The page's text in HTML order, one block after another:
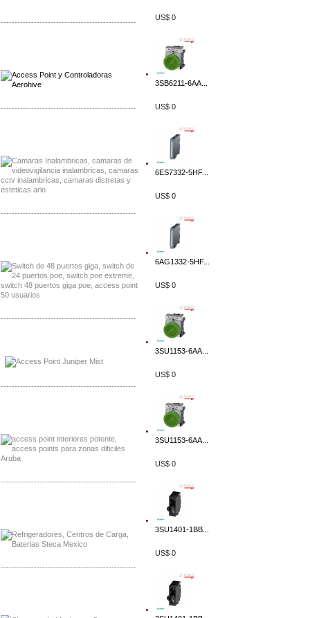
-------------------------------------------------
-------------------------------------------------
-------------------------------------------------
-------------------------------------------------
-------------------------------------------------
-------------------------------------------------
-------------------------------------------------
US$ 0
3SB6211-6AA...
US$ 0
6ES7332-5HF...
US$ 0
6AG1332-5HF...
US$ 0
3SU1153-6AA...
US$ 0
3SU1153-6AA...
US$ 0
3SU1401-1BB...
US$ 0